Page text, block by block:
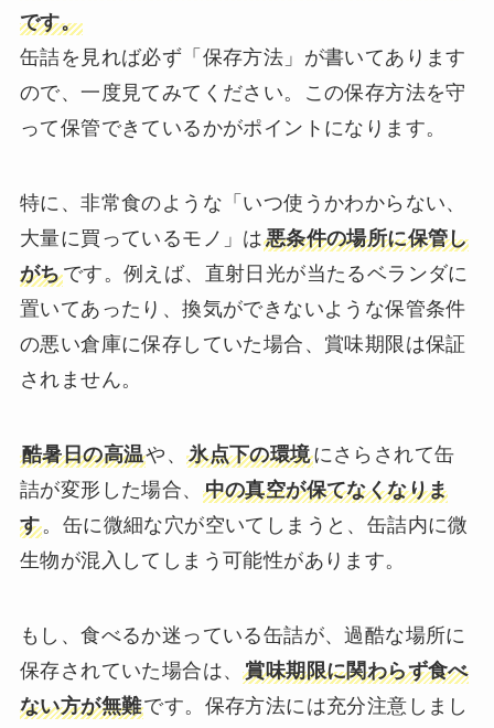
です。
缶詰を見れば必ず「保存方法」が書いてあります
ので、一度見てみてください。この保存方法を守
って保管できているかがポイントになります。
特に、非常食のような「いつ使うかわからない、
大量に買っているモノ」は悪条件の場所に保管し
がちです。例えば、直射日光が当たるベランダに
置いてあったり、換気ができないような保管条件
の悪い倉庫に保存していた場合、賞味期限は保証
されません。
酷暑日の高温や、氷点下の環境にさらされて缶
詰が変形した場合、 中の真空が保てなくなりま
す。缶に微細な穴が空いてしまうと、缶詰内に微
生物が混入してしまう可能性があります。
もし、食べるか迷っている缶詰が、過酷な場所に
保存されていた場合は、賞味期限に関わらず食べ
ない方が無難です。保存方法には充分注意しまし